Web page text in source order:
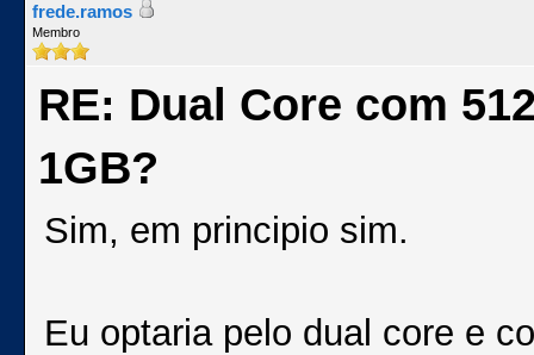
frede.ramos
Membro
RE: Dual Core com
1GB?
Sim, em principio sim.
Eu optaria pelo dual core e